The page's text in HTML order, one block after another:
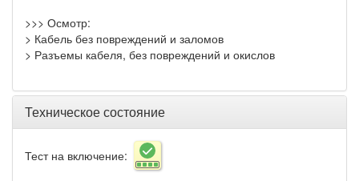
>>> Осмотр:
> Кабель без повреждений и заломов
> Разъемы кабеля, без повреждений и окислов
Техническое состояние
Тест на включение: